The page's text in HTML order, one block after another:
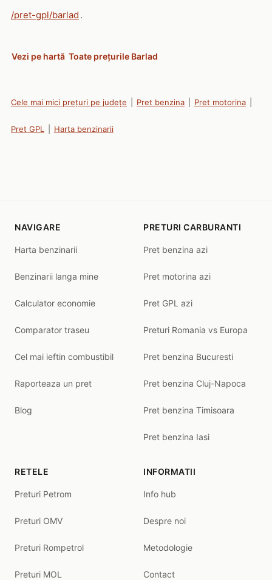
/pret-gpl/barlad .
Vezi pe hartă Toate prețurile Barlad
Cele mai mici prețuri pe județe Pret benzina Pret motorina
Pret GPL Harta benzinarii
NAVIGARE
Harta benzinarii
Benzinarii langa mine
Calculator economie
Comparator traseu
Cel mai ieftin combustibil
Raporteaza un pret
Blog
PRETURI CARBURANTI
Pret benzina azi
Pret motorina azi
Pret GPL azi
Preturi Romania vs Europa
Pret benzina Bucuresti
Pret benzina Cluj-Napoca
Pret benzina Timisoara
Pret benzina Iasi
RETELE
Preturi Petrom
Preturi OMV
Preturi Rompetrol
Preturi MOL
INFORMATII
Info hub
Despre noi
Metodologie
Contact